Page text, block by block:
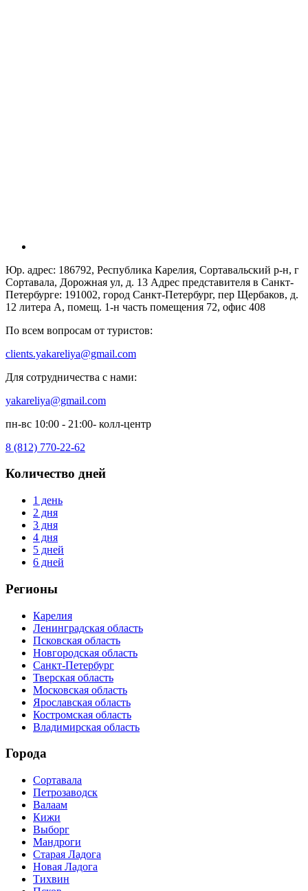
Юр. адрес: 186792, Республика Карелия, Сортавальский р-н, г
Сортавала, Дорожная ул, д. 13 Адрес представителя в Санкт-
Петербурге: 191002, город Санкт-Петербург, пер Щербаков, д.
12 литера А, помещ. 1-н часть помещения 72, офис 408
По всем вопросам от туристов:
clients.yakareliya@gmail.com
Для сотрудничества с нами:
yakareliya@gmail.com
пн-вс 10:00 - 21:00- колл-центр
8 (812) 770-22-62
Количество дней
1 день
2 дня
3 дня
4 дня
5 дней
6 дней
Регионы
Карелия
Ленинградская область
Псковская область
Новгородская область
Санкт-Петербург
Тверская область
Московская область
Ярославская область
Костромская область
Владимирская область
Города
Сортавала
Петрозаводск
Валаам
Кижи
Выборг
Мандроги
Старая Ладога
Новая Ладога
Тихвин